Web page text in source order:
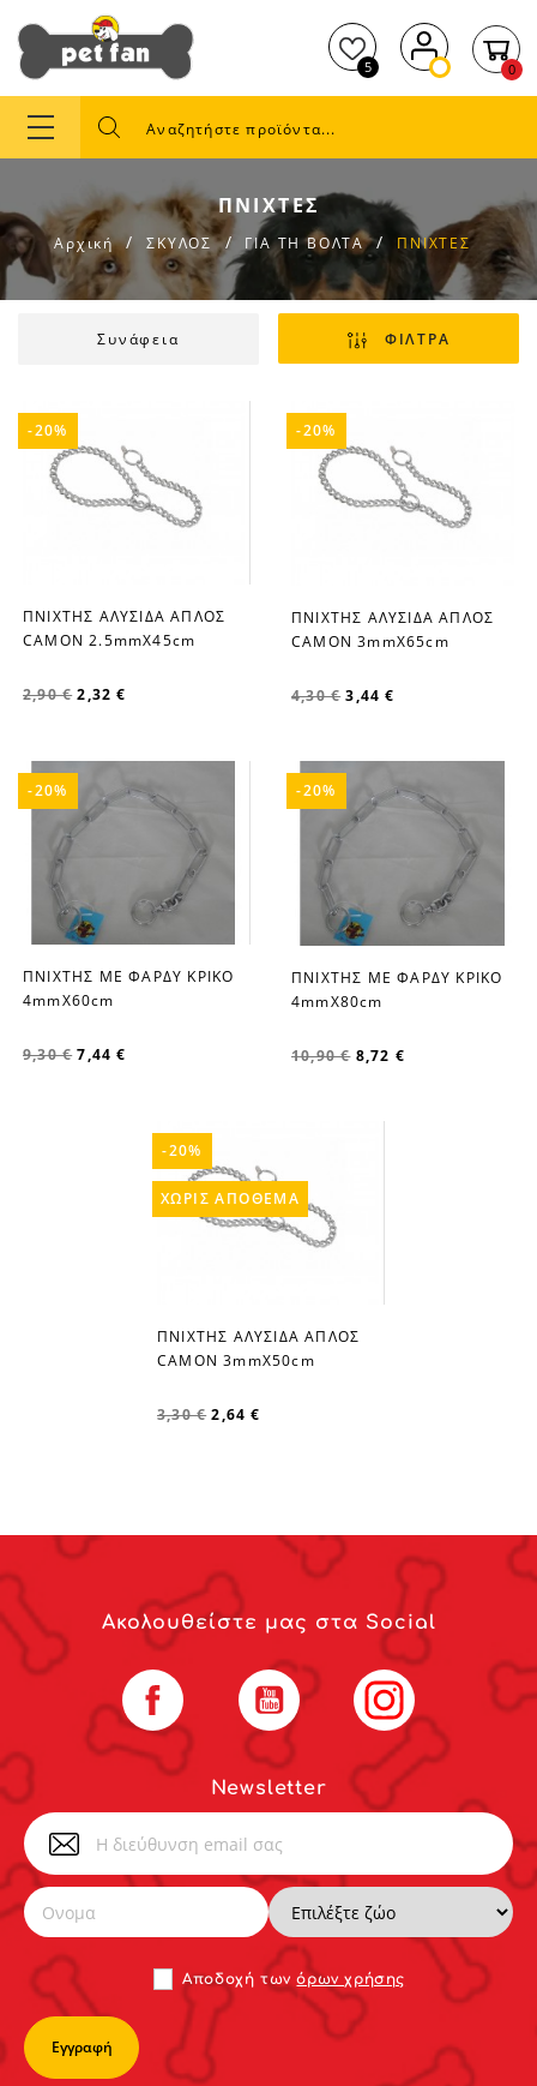
5 0
ΠΝΙΧΤΕΣ
Αρχική ΣΚΥΛΟΣ ΓΙΑ ΤΗ ΒΟΛΤΑ ΠΝΙΧΤΕΣ
Συνάφεια ΦΙΛΤΡΑ
favorite_border
ΠΝΙΧΤΗΣ ΑΛΥΣΙΔΑ ΑΠΛΟΣ
CAMON 2.5mmX45cm
2,90 € 2,32 €
-20%
favorite_border
ΠΝΙΧΤΗΣ ΑΛΥΣΙΔΑ ΑΠΛΟΣ
CAMON 3mmX65cm
4,30 € 3,44 €
-20%
favorite_border
ΠΝΙΧΤΗΣ ΜΕ ΦΑΡΔΥ ΚΡΙΚΟ
4mmX60cm
9,30 € 7,44 €
-20%
favorite_border
ΠΝΙΧΤΗΣ ΜΕ ΦΑΡΔΥ ΚΡΙΚΟ
4mmX80cm
10,90 € 8,72 €
-20%
favorite_border
ΠΝΙΧΤΗΣ ΑΛΥΣΙΔΑ ΑΠΛΟΣ
CAMON 3mmX50cm
3,30 € 2,64 €
-20%
ΧΩΡΊΣ ΑΠΌΘΕΜΑ
Newsletter
Αποδoχή τωνόρων χρήσης
Ακολουθείστε μας στα Social
Facebook YouTube Instagram